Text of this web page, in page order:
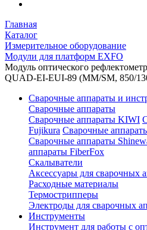
Главная
Каталог
Измерительное оборудование
Модули для платформ EXFO
Модуль оптического
QUAD-EI-EUI-89 (ММ/SМ, 850/
Сварочные аппараты и
Сварочные аппараты
Сварочные аппараты KIWI
Fujikura Сварочные
Сварочные аппараты
аппараты FiberFox
Скалыватели
Аксессуары для сварочных
Расходные материалы
Термострипперы
Электроды для сварочных
Инструменты
Инструмент для работы с